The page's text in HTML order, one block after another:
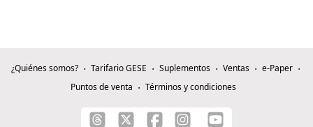
¿Quiénes somos? Tarifario GESE Suplementos Ventas
e-Paper
Puntos de venta
Términos y condiciones